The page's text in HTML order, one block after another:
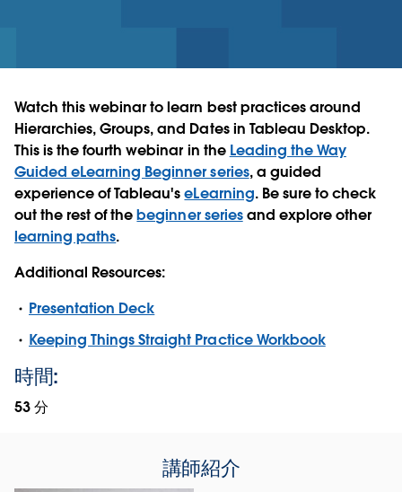
Watch this webinar to learn best practices around
Hierarchies, Groups, and Dates in Tableau Desktop.
This is the fourth webinar in the Leading the Way
Guided eLearning Beginner series, a guided
experience of Tableau'seLearning. Be sure to check
out the rest of thebeginner seriesand explore other
learning paths.
Additional Resources:
Presentation Deck
Keeping Things Straight Practice Workbook
時間:
53 分
講師紹介